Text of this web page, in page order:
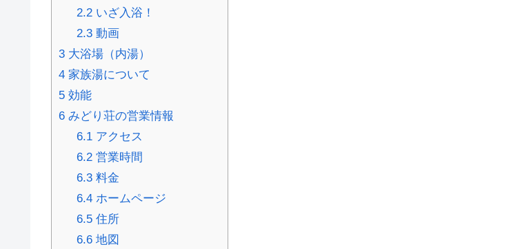
2.2いざ入浴！
2.3動画
3 大浴場（内湯）
4 家族湯について
5 効能
6 みどり荘の営業情報
6.1アクセス
6.2営業時間
6.3料金
6.4ホームページ
6.5住所
6.6地図